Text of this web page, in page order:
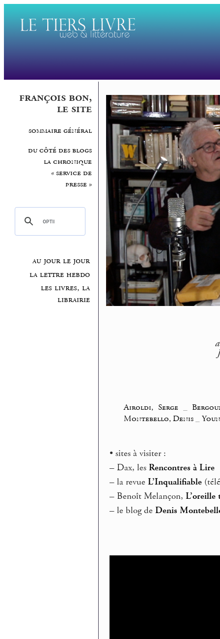
françois bon,
le site
sommaire général
du côté des blogs
la chronique
« service de
presse »
au jour le jour
la lettre hebdo
les livres, la
librairie
Airoldi, Serge_
Montebello, Denis
• sites à visiter :
– Dax, lesRencontres à Lire
– la revueL’Inqualifiable
– Benoît Melançon,L’oreille
– le blog deDenis